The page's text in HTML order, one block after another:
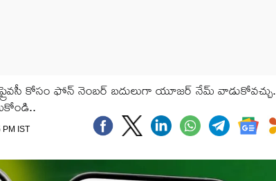
కోసం ఫోన్ నెంబర్ బదులుగా యూజర్ నేమ్ వాడుకోవచ్చు.
PM IST